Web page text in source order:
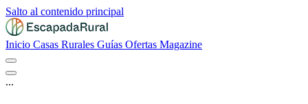
Salto al contenido principal
Inicio Casas Rurales Guías Ofertas Magazine
...